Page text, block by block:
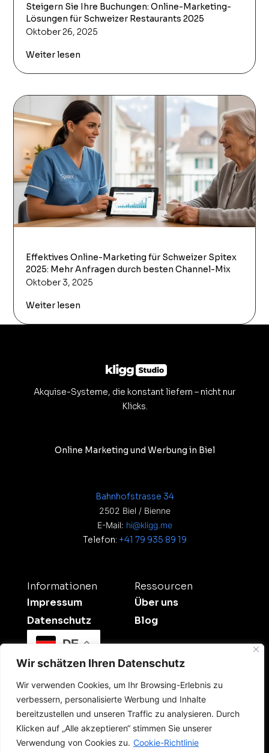
Wir schätzen Ihren Datenschutz
Wir verwenden Cookies, um Ihr Browsing-Erlebnis zu
verbessern, personalisierte Werbung und Inhalte
bereitzustellen und unseren Traffic zu analysieren. Durch
Klicken auf „Alle akzeptieren“ stimmen Sie unserer
Verwendung von Cookies zu. Cookie-Richtlinie
Steigern Sie Ihre Buchungen: Online-Marketing-
Lösungen für Schweizer Restaurants 2025
Oktober 26, 2025
Weiter lesen
Effektives Online-Marketing für Schweizer Spitex
2025: Mehr Anfragen durch besten Channel-Mix
Oktober 3, 2025
Weiter lesen
Akquise-Systeme, die konstant liefern – nicht nur
Klicks.
Online Marketing und Werbung in Biel
Bahnhofstrasse 34
2502 Biel / Bienne
E-Mail: hi@kligg.me
Telefon: +41 79 935 89 19
Informationen
Impressum
Datenschutz
Ressourcen
Über uns
Blog
DE
©2026 Kligg Studio.
All Rights Reserved. Dein Digitalpartner für